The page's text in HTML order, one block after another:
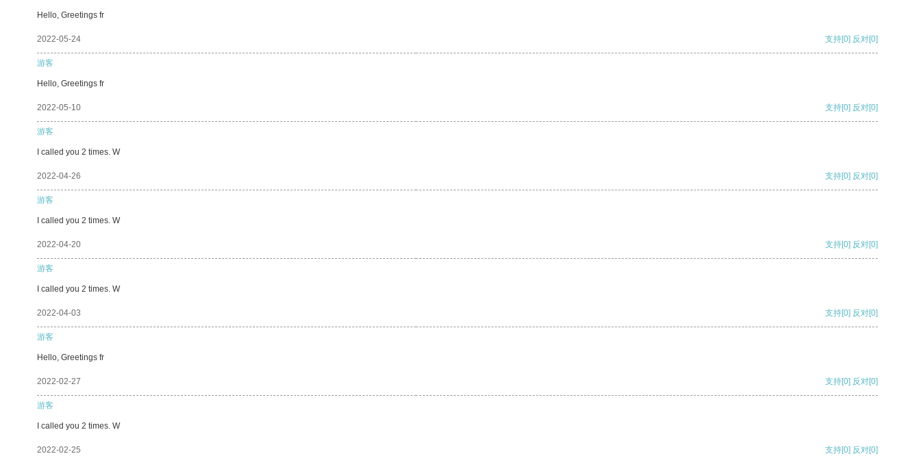
Hello, Greetings fr
2022-05-24 支持[0] 反对[0]
游客
Hello, Greetings fr
2022-05-10 支持[0] 反对[0]
游客
I called you 2 times. W
2022-04-26 支持[0] 反对[0]
游客
I called you 2 times. W
2022-04-20 支持[0] 反对[0]
游客
I called you 2 times. W
2022-04-03 支持[0] 反对[0]
游客
Hello, Greetings fr
2022-02-27 支持[0] 反对[0]
游客
I called you 2 times. W
2022-02-25 支持[0] 反对[0]